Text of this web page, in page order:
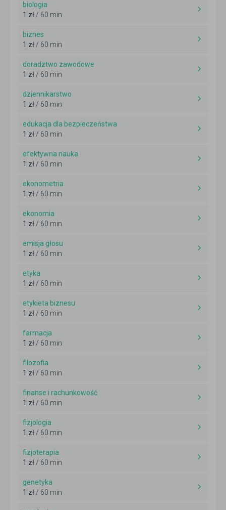
biologia
1 zł/ 60 min
biznes
1 zł/ 60 min
doradztwo zawodowe
1 zł/ 60 min
dziennikarstwo
1 zł/ 60 min
edukacja dla bezpieczeństwa
1 zł/ 60 min
efektywna nauka
1 zł/ 60 min
ekonometria
1 zł/ 60 min
ekonomia
1 zł/ 60 min
emisja głosu
1 zł/ 60 min
etyka
1 zł/ 60 min
etykieta biznesu
1 zł/ 60 min
farmacja
1 zł/ 60 min
filozofia
1 zł/ 60 min
finanse i rachunkowość
1 zł/ 60 min
fizjologia
1 zł/ 60 min
fizjoterapia
1 zł/ 60 min
genetyka
1 zł/ 60 min